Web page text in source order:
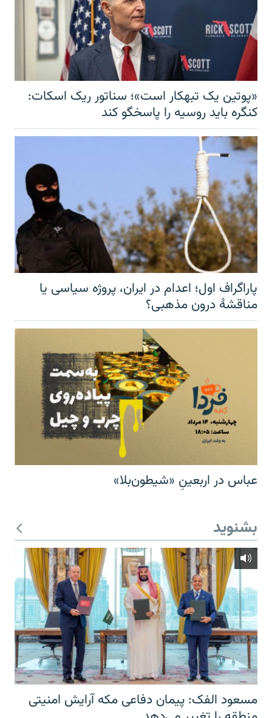
«پوتین یک تبهکار است»؛ سناتور ریک اسکات:
کنگره باید روسیه را پاسخگو کند
پاراگراف اول؛ اعدام در ایران، پروژه سیاسی یا
مناقشهٔ درون مذهبی؟
عباس در اربعینِ «شیطون‌بلا»
بشنوید
مسعود الفک: پیمان دفاعی مکه آرایش امنیتی